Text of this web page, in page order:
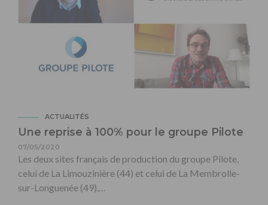
ACTUALITÉS
Une reprise à 100% pour le groupe Pilote
07/05/2020
Les deux sites français de production du groupe Pilote,
celui de La Limouzinière (44) et celui de La Membrolle-
sur-Longuenée (49),…